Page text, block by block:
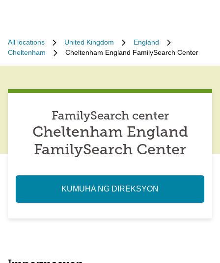
All locations United Kingdom
England
Cheltenham
Cheltenham England FamilySearch Center
FamilySearch center
Cheltenham England
FamilySearch Center
KUMUHA NG DIREKSYON